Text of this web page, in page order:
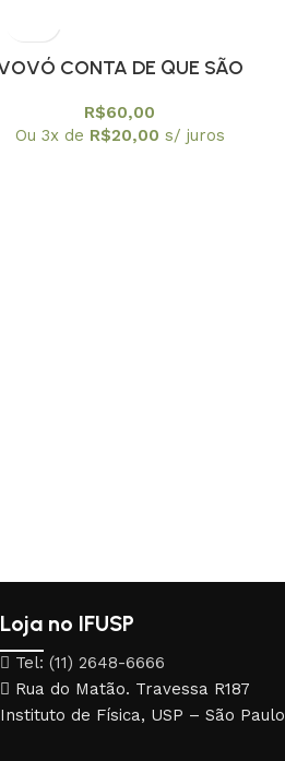
CONTA DE QUE SÃO
R$60,00
Ou 3x de R$20,00 s/ juros
Loja no IFUSP
Tel: (11) 2648-6666
Rua do Matão. Travessa R187
Instituto de Física, USP – São Paulo